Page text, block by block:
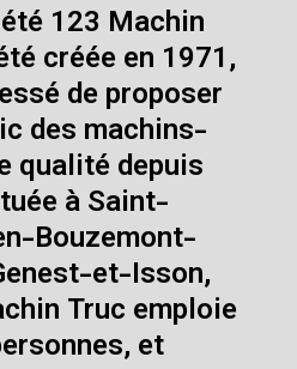
123 Machin
créée en 1971,
de proposer
des machins-
qualité depuis
à Saint-
Bouzemont-
et-Isson,
Truc emploie
et